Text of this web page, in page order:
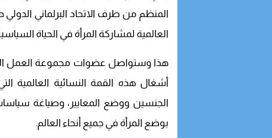
المنظم من طرف الاتحاد البرلماني الدولي
العالمية لمشاركة المرأة في الحياة
هذا وستواصل عضوات مجموعة العمل
أشغال هذه القمة النسائية العالمية
الجنسين ووضع المعايير، وصياغة
بوضع المرأة في جميع أنحاء العالم.